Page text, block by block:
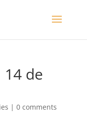
14 de
| 0 comments